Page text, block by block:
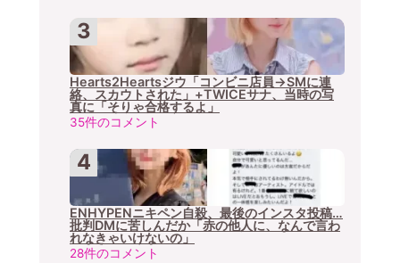
Hearts2Heartsジウ「コンビニ店員→SMに連
絡、スカウトされた」+TWICEサナ、当時の写
真に「そりゃ合格するよ」
35件のコメント
ENHYPENニキペン自殺、最後のインスタ投稿…
批判DMに苦しんだか「赤の他人に、なんで言わ
れなきゃいけないの」
28件のコメント